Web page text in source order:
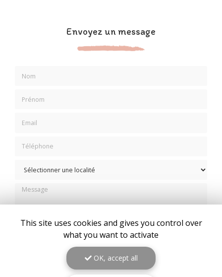
Envoyez un message
Message
J'autorise ce site à conserver l'ensemble des données transmises dans ce
formulaire pour faciliter le suivi et le traitement de ma demande.
exploitation commerciale ne sera faite des données conservées. Voir
politique de confidentialité)
This site uses cookies and gives you control over
what you want to activate
OK, accept all